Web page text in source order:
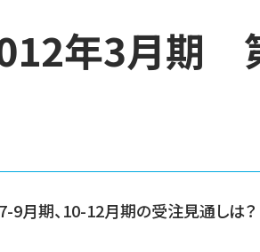
年3月期
7-9月期、10-12月期の受注見通しは？